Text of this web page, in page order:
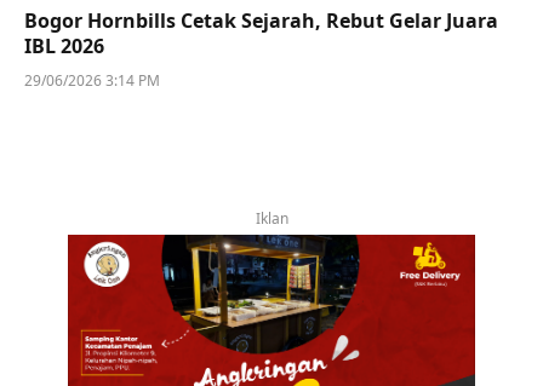
Bogor Hornbills Cetak Sejarah, Rebut Gelar Juara
IBL 2026
29/06/2026 3:14 PM
Iklan